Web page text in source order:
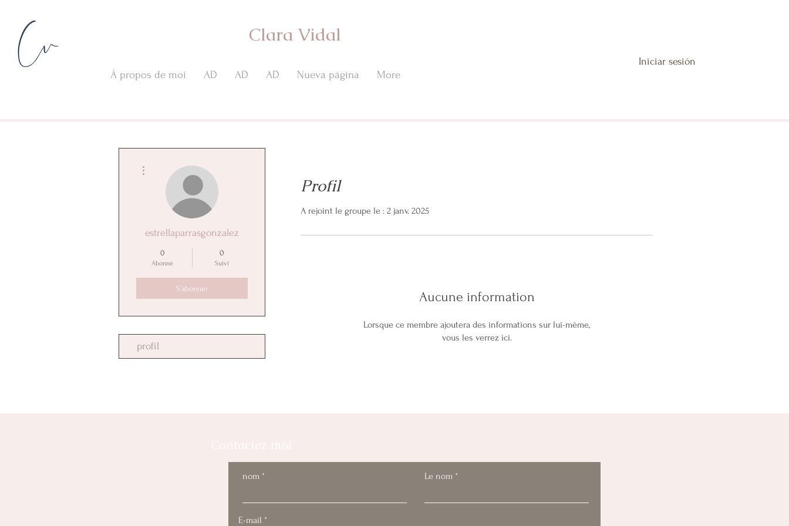
Clara Vidal
À propos de moi AD AD AD Nueva página More
Iniciar sesión
Profil
A rejoint le groupe le : 2 janv. 2025
Aucune information
Lorsque ce membre ajoutera des informations sur lui-même,
vous les verrez ici.
estrellaparrasgonzalez
0
Abonné
0
Suivi
S'abonner
profil
nom Le nom
E-mail